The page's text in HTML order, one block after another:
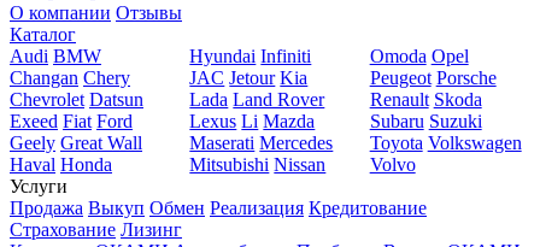
О компании Отзывы
Каталог
Audi BMW
Changan Chery
Chevrolet Datsun
Exeed Fiat Ford
Geely Great Wall
Haval Honda
Hyundai Infiniti
JAC Jetour Kia
Lada Land Rover
Lexus Li Mazda
Maserati Mercedes
Mitsubishi Nissan
Omoda Opel
Peugeot Porsche
Renault Skoda
Subaru Suzuki
Toyota Volkswagen
Volvo
Услуги
Продажа Выкуп Обмен Реализация Кредитование
Страхование Лизинг